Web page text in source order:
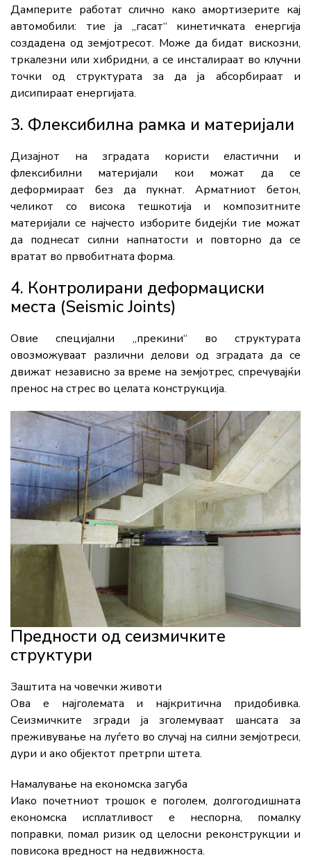
Дамперите работат слично како амортизерите кај
автомобили: тие ја „гасат“ кинетичката енергија
создадена од земјотресот. Може да бидат вискозни,
тркалезни или хибридни, а се инсталираат во клучни
точки од структурата за да ја абсорбираат и
дисипираат енергијата.
3. Флексибилна рамка и материјали
Дизајнот на зградата користи еластични и
флексибилни материјали кои можат да се
деформираат без да пукнат. Арматниот бетон,
челикот со висока тешкотија и композитните
материјали се најчесто изборите бидејќи тие можат
да поднесат силни напнатости и повторно да се
вратат во првобитната форма.
4. Контролирани деформациски
места (Seismic Joints)
Овие специјални „прекини“ во структурата
овозможуваат различни делови од зградата да се
движат независно за време на земјотрес, спречувајќи
пренос на стрес во целата конструкција.
Предности од сеизмичките
структури
Заштита на човечки животи
Ова е најголемата и најкритична придобивка.
Сеизмичките згради ја зголемуваат шансата за
преживување на луѓето во случај на силни земјотреси,
дури и ако објектот претрпи штета.
Намалување на економска загуба
Иако почетниот трошок е поголем, долгогодишната
економска исплатливост е неспорна, помалку
поправки, помал ризик од целосни реконструкции и
повисока вредност на недвижноста.